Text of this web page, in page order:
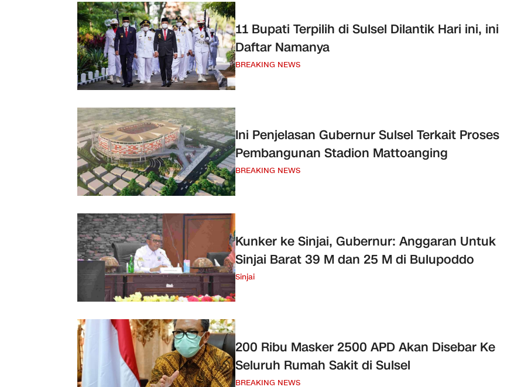
11 Bupati Terpilih di Sulsel Dilantik Hari ini, ini
Daftar Namanya
BREAKING NEWS
Ini Penjelasan Gubernur Sulsel Terkait Proses
Pembangunan Stadion Mattoanging
BREAKING NEWS
Kunker ke Sinjai, Gubernur: Anggaran Untuk
Sinjai Barat 39 M dan 25 M di Bulupoddo
Sinjai
200 Ribu Masker 2500 APD Akan Disebar Ke
Seluruh Rumah Sakit di Sulsel
BREAKING NEWS